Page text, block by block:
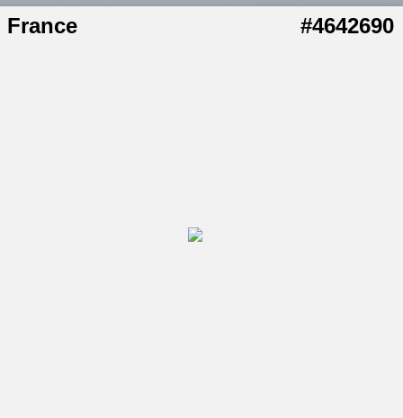
France #4642690